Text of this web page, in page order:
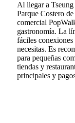
Al llegar a
Parque Costero
comercial
gastronomía. La
fáciles
necesitas. Es
para pequeñas
tiendas y
principales y